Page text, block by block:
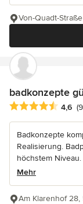
Von-Quadt-
badkonzepte
Durchschnittliche
4,6
Badkonzepte
Realisierung.
höchstem Niveau.
Mehr
Am Klarenhof 28,